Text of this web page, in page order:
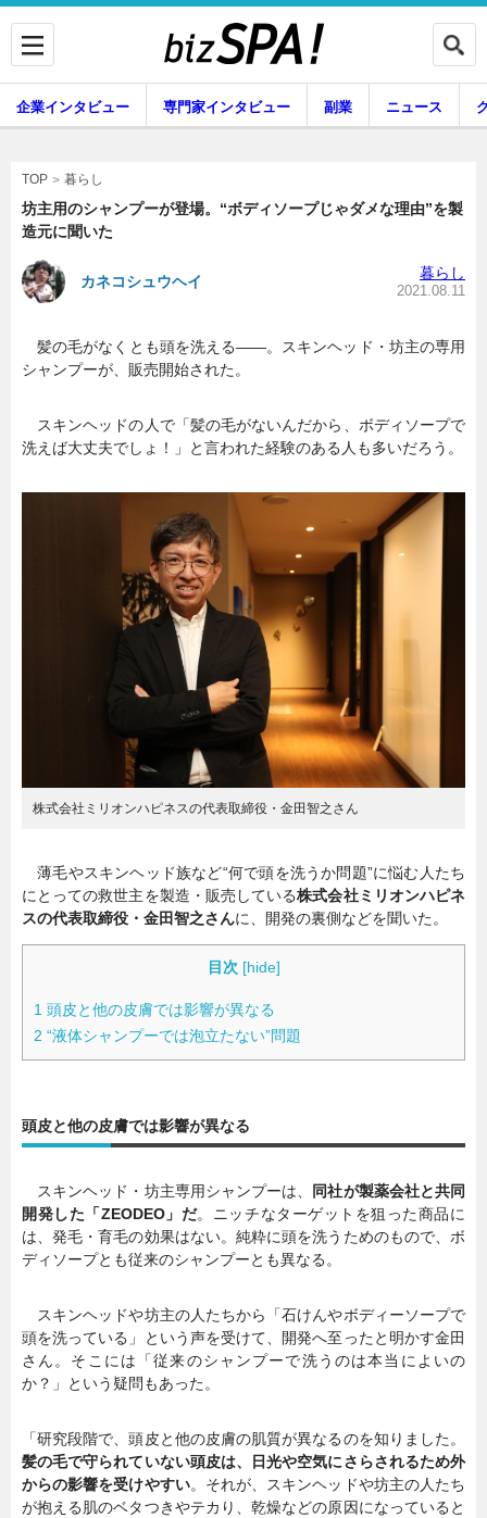
専門家インタビュー
副業 ニュース
グルメ スキル
エンタメ
連載一覧
企業インタビュー 専門家インタビュー 副業 ニュース
TOP 暮らし
坊主用のシャンプーが登場。“ボディソープじゃダメな理由”を製
造元に聞いた
カネコシュウヘイ 暮らし
2021.08.11
髪の毛がなくとも頭を洗える――。スキンヘッド・坊主の専用
シャンプーが、販売開始された。
スキンヘッドの人で「髪の毛がないんだから、ボディソープで
洗えば大丈夫でしょ！」と言われた経験のある人も多いだろう。
株式会社ミリオンハピネスの代表取締役・金田智之さん
薄毛やスキンヘッド族など“何で頭を洗うか問題”に悩む人たち
にとっての救世主を製造・販売している株式会社ミリオンハピネ
スの代表取締役・金田智之さんに、開発の裏側などを聞いた。
目次 [hide]
1 頭皮と他の皮膚では影響が異なる
2 “液体シャンプーでは泡立たない”問題
頭皮と他の皮膚では影響が異なる
スキンヘッド・坊主専用シャンプーは、
同社が製薬会社と共同
開発した「ZEODEO」だ。ニッチなターゲットを狙った商品に
は、発毛・育毛の効果はない。純粋に頭を洗うためのもので、ボ
ディソープとも従来のシャンプーとも異なる。
スキンヘッドや坊主の人たちから「石けんやボディーソープで
頭を洗っている」という声を受けて、開発へ至ったと明かす金田
さん。そこには「従来のシャンプーで洗うのは本当によいの
か？」という疑問もあった。
「研究段階で、頭皮と他の皮膚の肌質が異なるのを知りました。
髪の毛で守られていない頭皮は、日光や空気にさらされるため外
からの影響を受けやすい。それが、スキンヘッドや坊主の人たち
が抱える肌のベタつきやテカり、乾燥などの原因になっていると